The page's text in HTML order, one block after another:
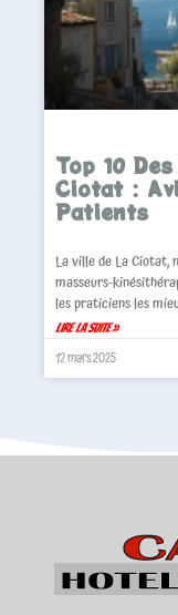
Top 10
Ciotat :
Patients
La ville de La Ciotat,
masseurs-
les praticiens les
Lire La Suite »
12 mars 2025